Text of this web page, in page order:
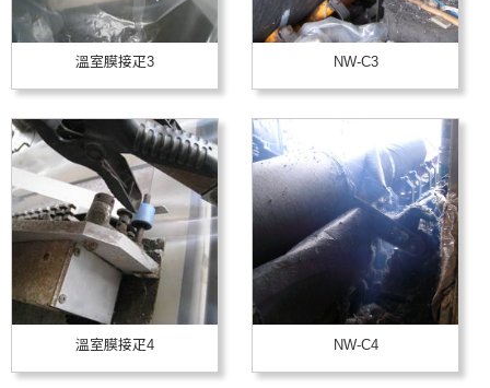
溫室膜接疋3 NW-C3
溫室膜接疋4 NW-C4